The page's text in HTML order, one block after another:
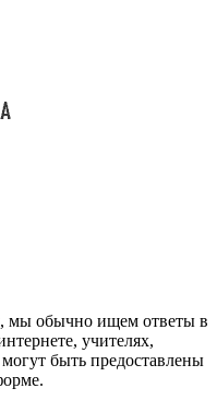
мы обычно ищем ответы в
учителях,
быть предоставлены